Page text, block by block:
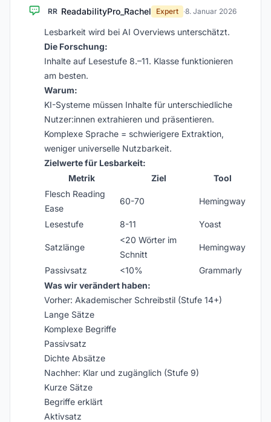
RR ReadabilityPro_Rachel Expert ·8. Januar 2026
Lesbarkeit wird bei AI Overviews unterschätzt.
Die Forschung:
Inhalte auf Lesestufe 8.–11. Klasse funktionieren
am besten.
Warum:
KI-Systeme müssen Inhalte für unterschiedliche
Nutzer:innen extrahieren und präsentieren.
Komplexe Sprache = schwierigere Extraktion,
weniger universelle Nutzbarkeit.
Zielwerte für Lesbarkeit:
Metrik
Ziel
Tool
Flesch Reading
Ease
60-70 Hemingway
Lesestufe 8-11 Yoast
Satzlänge
<20 Wörter im
Schnitt
Hemingway
Passivsatz <10%
Grammarly
Was wir verändert haben:
Vorher: Akademischer Schreibstil (Stufe 14+)
Lange Sätze
Komplexe Begriffe
Passivsatz
Dichte Absätze
Nachher: Klar und zugänglich (Stufe 9)
Kurze Sätze
Begriffe erklärt
Aktivsatz